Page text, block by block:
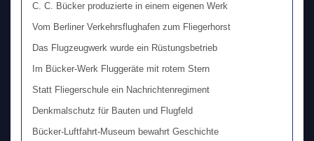
C. C. Bücker produzierte in einem eigenen Werk
Vom Berliner Verkehrsflughafen zum Fliegerhorst
Das Flugzeugwerk wurde ein Rüstungsbetrieb
Im Bücker-Werk Fluggeräte mit rotem Stern
Statt Fliegerschule ein Nachrichtenregiment
Denkmalschutz für Bauten und Flugfeld
Bücker-Luftfahrt-Museum bewahrt Geschichte